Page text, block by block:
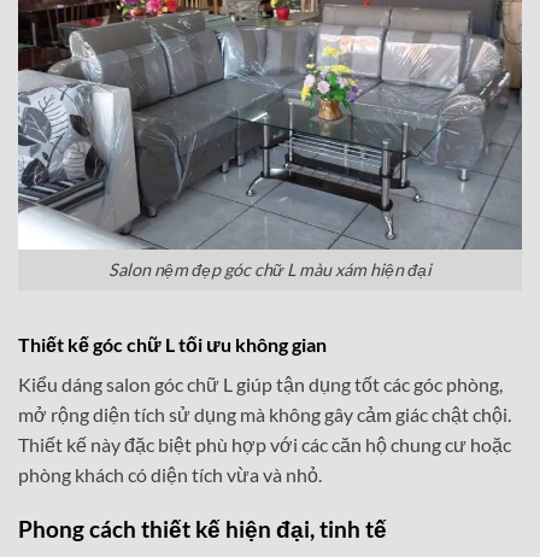
Salon nệm đẹp góc chữ L màu xám hiện đại
Thiết kế góc chữ L tối ưu không gian
Kiểu dáng salon góc chữ L giúp tận dụng tốt các góc phòng,
mở rộng diện tích sử dụng mà không gây cảm giác chật chội.
Thiết kế này đặc biệt phù hợp với các căn hộ chung cư hoặc
phòng khách có diện tích vừa và nhỏ.
Phong cách thiết kế hiện đại, tinh tế